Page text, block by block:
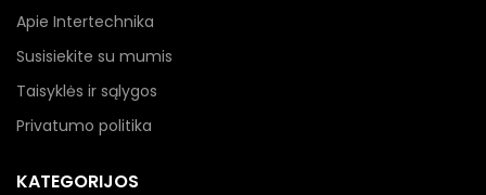
Apie Intertechnika
Susisiekite su mumis
Taisyklės ir sąlygos
Privatumo politika
KATEGORIJOS